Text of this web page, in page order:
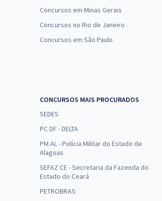
Concursos em Minas Gerais
Concursos no Rio de Janeiro
Concursos em São Paulo
CONCURSOS MAIS PROCURADOS
SEDES
PC DF - DELTA
PM AL - Polícia Militar do Estado de
Alagoas
SEFAZ CE - Secretaria da Fazenda do
Estado do Ceará
PETROBRAS